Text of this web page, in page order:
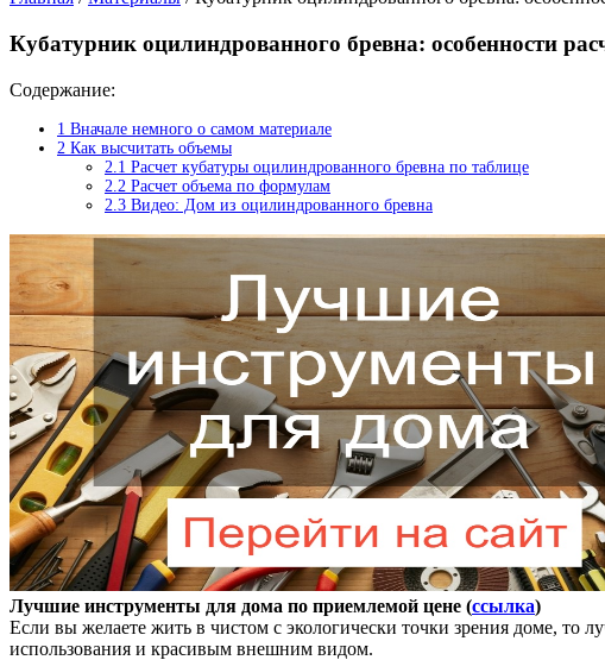
Кубатурник оцилиндрованного бревна: особенности
Cодержание:
1 Вначале немного о самом материале
2 Как высчитать объемы
2.1 Расчет кубатуры оцилиндрованного бревна по таблице
2.2 Расчет объема по формулам
2.3 Видео: Дом из оцилиндрованного бревна
Лучшие инструменты для дома по приемлемой цене (ссылка)
Если вы желаете жить в чистом с экологически точки зрения доме, то
использования и красивым внешним видом.